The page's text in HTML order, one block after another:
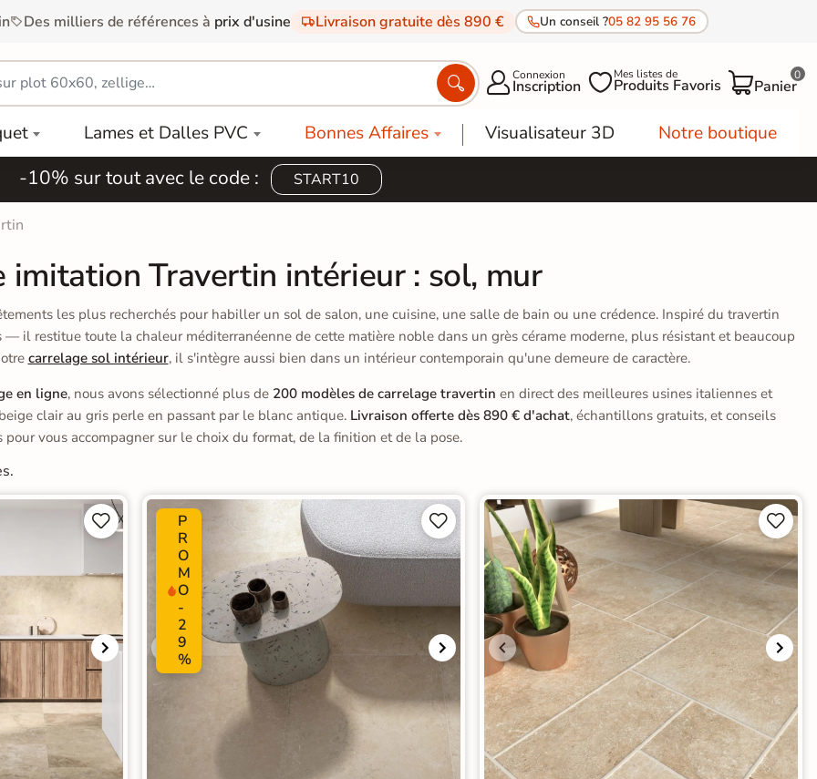
Des milliers de références à prix d'usine Livraison gratuite dès 890 € Un conseil ?05 82 95 56 76
 Connexion
Inscription Mes listes de
Produits Favoris Panier
0
Lames et Dalles PVC Bonnes Affaires Visualisateur 3D Notre boutique
-10% sur tout avec le code : START10
imitation Travertin intérieur : sol, mur
les plus recherchés pour habiller un sol de salon, une cuisine, une salle de bain ou une crédence. Inspiré du travertin
il restitue toute la chaleur méditerranéenne de cette matière noble dans un grès cérame moderne, plus résistant et beaucoup
carrelage sol intérieur, il s'intègre aussi bien dans un intérieur contemporain qu'une demeure de caractère.
en ligne, nous avons sélectionné plus de 200 modèles de carrelage travertin en direct des meilleures usines italiennes et
clair au gris perle en passant par le blanc antique. Livraison offerte dès 890 € d'achat, échantillons gratuits, et conseils
pour vous accompagner sur le choix du format, de la finition et de la pose.


P
R
O
M
O
-
2
9
%

 
